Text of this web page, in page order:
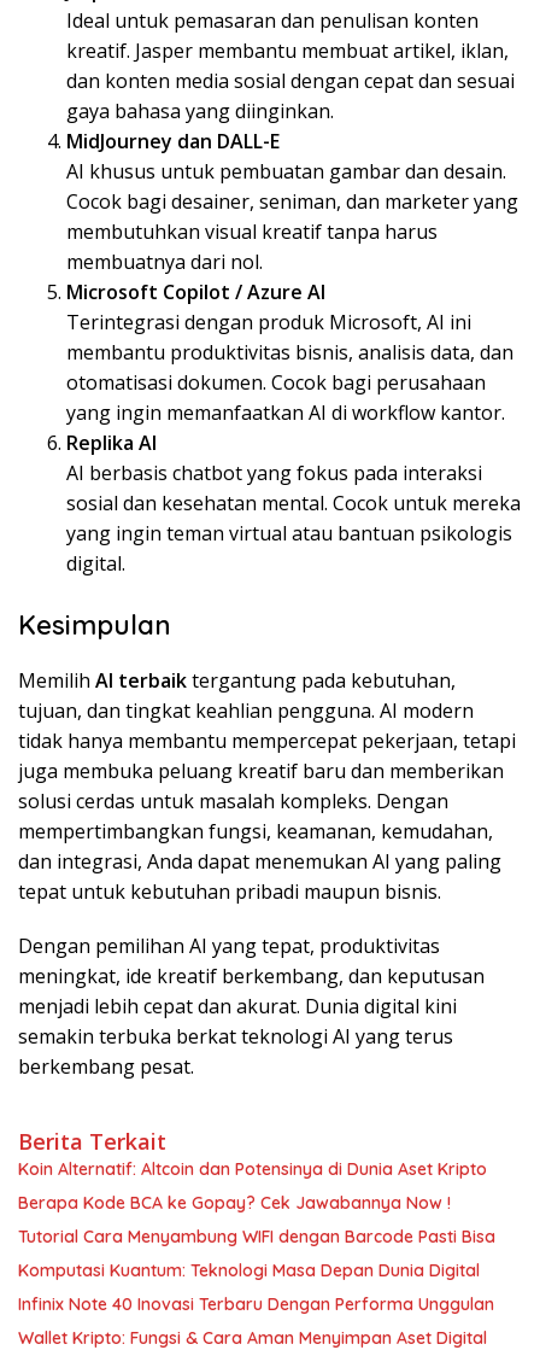
Ideal untuk pemasaran dan penulisan konten
kreatif. Jasper membantu membuat artikel, iklan,
dan konten media sosial dengan cepat dan sesuai
gaya bahasa yang diinginkan.
MidJourney dan DALL-E
AI khusus untuk pembuatan gambar dan desain.
Cocok bagi desainer, seniman, dan marketer yang
membutuhkan visual kreatif tanpa harus
membuatnya dari nol.
Microsoft Copilot / Azure AI
Terintegrasi dengan produk Microsoft, AI ini
membantu produktivitas bisnis, analisis data, dan
otomatisasi dokumen. Cocok bagi perusahaan
yang ingin memanfaatkan AI di workflow kantor.
Replika AI
AI berbasis chatbot yang fokus pada interaksi
sosial dan kesehatan mental. Cocok untuk mereka
yang ingin teman virtual atau bantuan psikologis
digital.
Kesimpulan
Memilih AI terbaiktergantung pada kebutuhan,
tujuan, dan tingkat keahlian pengguna. AI modern
tidak hanya membantu mempercepat pekerjaan, tetapi
juga membuka peluang kreatif baru dan memberikan
solusi cerdas untuk masalah kompleks. Dengan
mempertimbangkan fungsi, keamanan, kemudahan,
dan integrasi, Anda dapat menemukan AI yang paling
tepat untuk kebutuhan pribadi maupun bisnis.
Dengan pemilihan AI yang tepat, produktivitas
meningkat, ide kreatif berkembang, dan keputusan
menjadi lebih cepat dan akurat. Dunia digital kini
semakin terbuka berkat teknologi AI yang terus
berkembang pesat.
Berita Terkait
Koin Alternatif: Altcoin dan Potensinya di Dunia Aset Kripto
Berapa Kode BCA ke Gopay? Cek Jawabannya Now !
Tutorial Cara Menyambung WIFI dengan Barcode Pasti Bisa
Komputasi Kuantum: Teknologi Masa Depan Dunia Digital
Infinix Note 40 Inovasi Terbaru Dengan Performa Unggulan
Wallet Kripto: Fungsi & Cara Aman Menyimpan Aset Digital